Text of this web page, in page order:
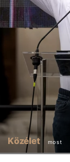
Közélet most